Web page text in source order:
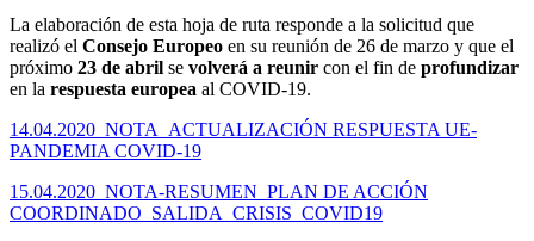
La elaboración de esta hoja de ruta responde a la solicitud que
realizó el Consejo Europeo en su reunión de 26 de marzo y que el
próximo 23 de abril se volverá a reunir con el fin de profundizar
en la respuesta europea al COVID-19.
14.04.2020_NOTA_ACTUALIZACIÓN RESPUESTA UE-
PANDEMIA COVID-19
15.04.2020_NOTA-RESUMEN_PLAN DE ACCIÓN
COORDINADO_SALIDA_CRISIS_COVID19